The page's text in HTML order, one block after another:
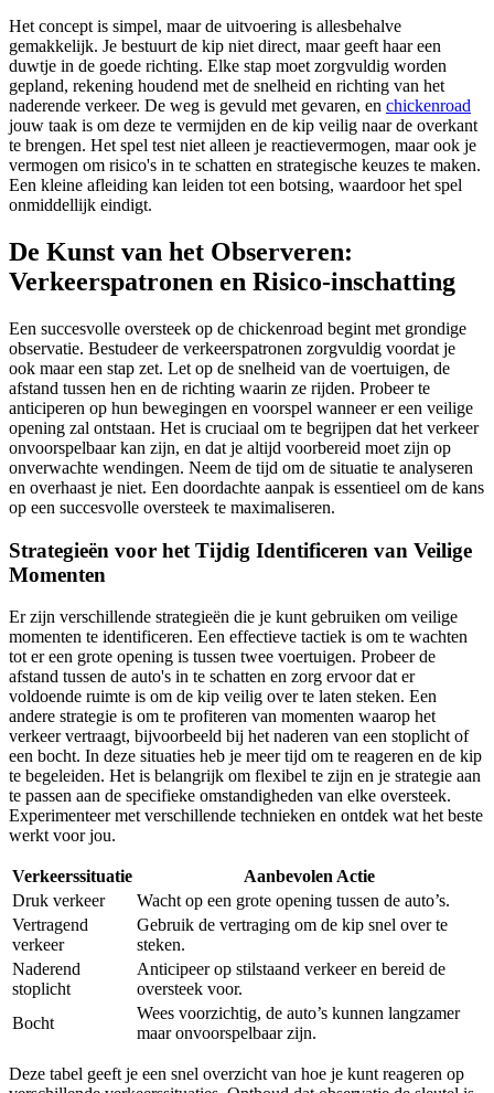
Het concept is simpel, maar de uitvoering is allesbehalve
gemakkelijk. Je bestuurt de kip niet direct, maar geeft haar een
duwtje in de goede richting. Elke stap moet zorgvuldig worden
gepland, rekening houdend met de snelheid en richting van het
naderende verkeer. De weg is gevuld met gevaren, en chickenroad
jouw taak is om deze te vermijden en de kip veilig naar de overkant
te brengen. Het spel test niet alleen je reactievermogen, maar ook je
vermogen om risico's in te schatten en strategische keuzes te maken.
Een kleine afleiding kan leiden tot een botsing, waardoor het spel
onmiddellijk eindigt.
De Kunst van het Observeren:
Verkeerspatronen en Risico-inschatting
Een succesvolle oversteek op de chickenroad begint met grondige
observatie. Bestudeer de verkeerspatronen zorgvuldig voordat je
ook maar een stap zet. Let op de snelheid van de voertuigen, de
afstand tussen hen en de richting waarin ze rijden. Probeer te
anticiperen op hun bewegingen en voorspel wanneer er een veilige
opening zal ontstaan. Het is cruciaal om te begrijpen dat het verkeer
onvoorspelbaar kan zijn, en dat je altijd voorbereid moet zijn op
onverwachte wendingen. Neem de tijd om de situatie te analyseren
en overhaast je niet. Een doordachte aanpak is essentieel om de kans
op een succesvolle oversteek te maximaliseren.
Strategieën voor het Tijdig Identificeren van Veilige
Momenten
Er zijn verschillende strategieën die je kunt gebruiken om veilige
momenten te identificeren. Een effectieve tactiek is om te wachten
tot er een grote opening is tussen twee voertuigen. Probeer de
afstand tussen de auto's in te schatten en zorg ervoor dat er
voldoende ruimte is om de kip veilig over te laten steken. Een
andere strategie is om te profiteren van momenten waarop het
verkeer vertraagt, bijvoorbeeld bij het naderen van een stoplicht of
een bocht. In deze situaties heb je meer tijd om te reageren en de kip
te begeleiden. Het is belangrijk om flexibel te zijn en je strategie aan
te passen aan de specifieke omstandigheden van elke oversteek.
Experimenteer met verschillende technieken en ontdek wat het beste
werkt voor jou.
Verkeerssituatie
Aanbevolen Actie
Druk verkeer
Wacht op een grote opening tussen de auto’s.
Vertragend
verkeer
Gebruik de vertraging om de kip snel over te
steken.
Naderend
stoplicht
Anticipeer op stilstaand verkeer en bereid de
oversteek voor.
Bocht
Wees voorzichtig, de auto’s kunnen langzamer
maar onvoorspelbaar zijn.
Deze tabel geeft je een snel overzicht van hoe je kunt reageren op